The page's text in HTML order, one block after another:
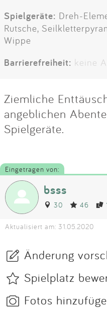
Spielgeräte: Dreh-
Rutsche,
Wippe
Barrierefreiheit: keine
Ziemliche
angeblichen
Spielgeräte.
Eingetragen von:
bsss
30 46
Aktualisiert am: 31.05.2020
Änderung
Spielplatz
Fotos